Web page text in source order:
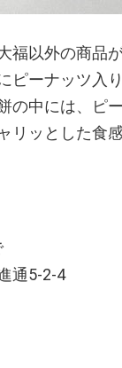
福以外の商品
ーナッツ入
の中には、ピ
リッとした食
通5-2-4